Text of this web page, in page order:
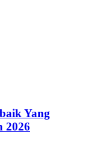
Yang
2026